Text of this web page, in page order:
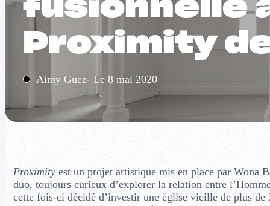
fusionnelle
Proximity
Aimy Guez- Le 8 mai 2020
Proximity est un projet artistique mis en place par Wona
duo, toujours curieux d’explorer la relation entre
cette fois-ci décidé d’investir une église vieille de plus